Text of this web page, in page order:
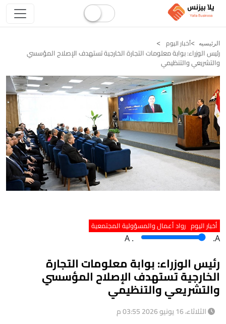
الرئيسيه أخبار اليوم
رئيس الوزراء: بوابة معلومات التجارة الخارجية تستهدف الإصلاح المؤسسي
والتشريعي والتنظيمي
أخبار اليوم رواد أعمال والمسؤولية المجتمعية
A . .A
رئيس الوزراء: بوابة معلومات التجارة
الخارجية تستهدف الإصلاح المؤسسي
والتشريعي والتنظيمي
الثلاثاء، 16 يونيو 2026 03:55 م